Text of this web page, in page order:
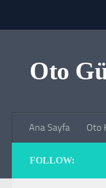
Oto
Ana Sayfa Oto
FOLLOW: